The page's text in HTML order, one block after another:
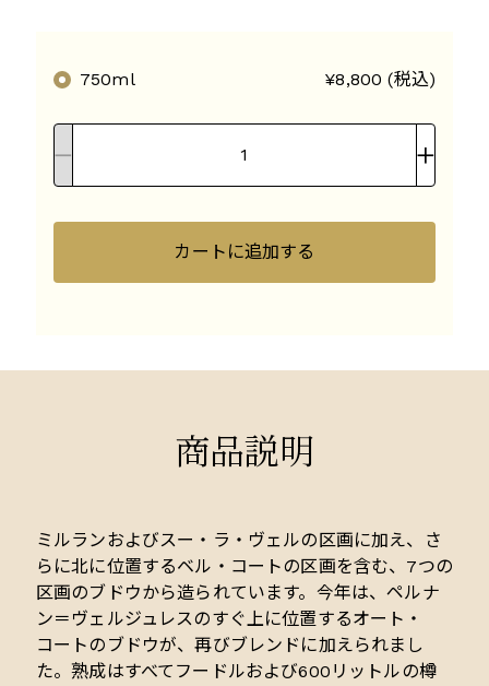
750ml ¥8,800 (税込)
カートに追加する
商品説明
ミルランおよびスー・ラ・ヴェルの区画に加え、さ
らに北に位置するベル・コートの区画を含む、7つの
区画のブドウから造られています。今年は、ペルナ
ン＝ヴェルジュレスのすぐ上に位置するオート・
コートのブドウが、再びブレンドに加えられまし
た。熟成はすべてフードルおよび600リットルの樽